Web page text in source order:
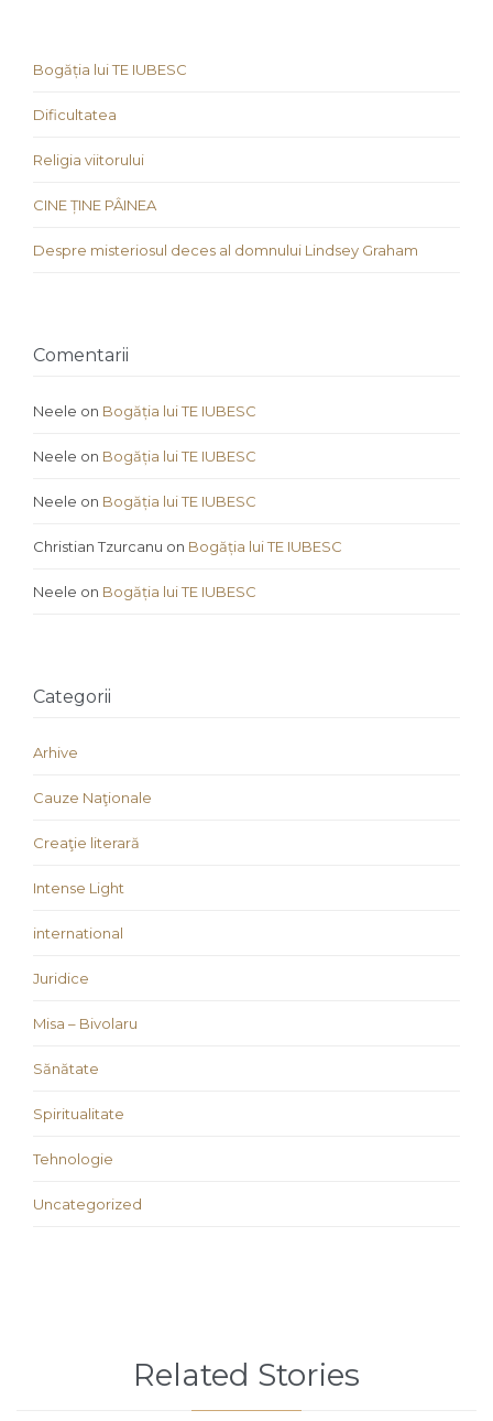
Bogăția lui TE IUBESC
Dificultatea
Religia viitorului
CINE ȚINE PÂINEA
Despre misteriosul deces al domnului Lindsey Graham
Comentarii
Neele on Bogăția lui TE IUBESC
Neele on Bogăția lui TE IUBESC
Neele on Bogăția lui TE IUBESC
Christian Tzurcanu on Bogăția lui TE IUBESC
Neele on Bogăția lui TE IUBESC
Categorii
Arhive
Cauze Naţionale
Creaţie literară
Intense Light
international
Juridice
Misa – Bivolaru
Sănătate
Spiritualitate
Tehnologie
Uncategorized
Related Stories